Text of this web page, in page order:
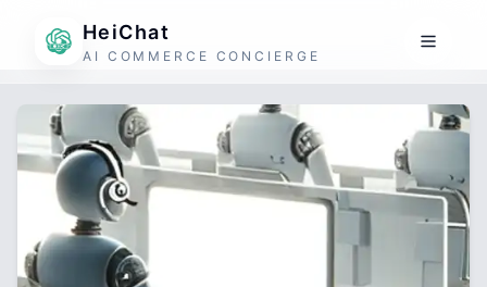
HeiChat
AI COMMERCE CONCIERGE